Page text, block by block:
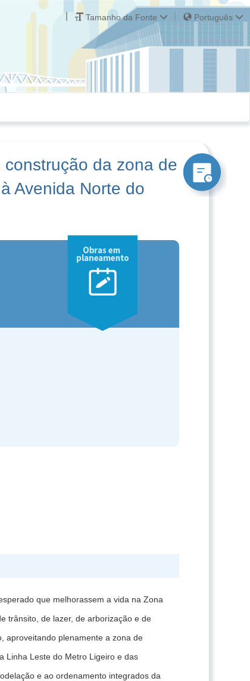
Tamanho da Fonte Português
da zona de
Avenida Norte do
que melhorassem a vida na Zona
trânsito, de lazer, de arborização e de
aproveitando plenamente a zona de
Linha Leste do Metro Ligeiro e das
e ao ordenamento integrados da